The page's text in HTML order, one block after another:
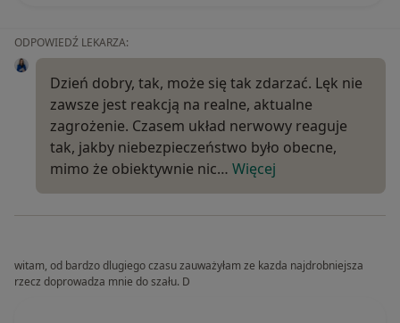
ODPOWIEDŹ LEKARZA:
Dzień dobry, tak, może się tak zdarzać. Lęk nie
zawsze jest reakcją na realne, aktualne
zagrożenie. Czasem układ nerwowy reaguje
tak, jakby niebezpieczeństwo było obecne,
mimo że obiektywnie nic… Więcej
witam, od bardzo dlugiego czasu zauważyłam ze kazda najdrobniejsza
rzecz doprowadza mnie do szału. D